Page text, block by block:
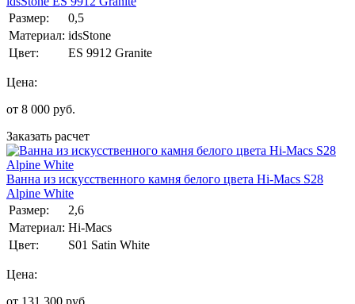
Размер:
0,5
Материал: idsStone
Цвет:
ES 9912 Granite
Цена:
от 8 000 руб.
Заказать расчет
Ванна из искуcственного камня белого цвета Hi-Macs S28
Alpine White
Размер:
2,6
Материал: Hi-Macs
Цвет:
S01 Satin White
Цена:
от 131 300 руб.